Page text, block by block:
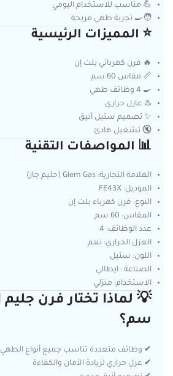
💪 مناسب للاستخدام اليومي
🧑‍🍳 تجربة طهي مريحة
⭐ المميزات الرئيسية
🔥 فرن كهربائي بلت إن
📏 مقاس 60 سم
🍳 4 وظائف طهي
♨️ عازل حراري
✨ تصميم ستيل أنيق
🔇 تشغيل هادئ
📊 المواصفات التقنية
العلامة التجارية: Glem Gas (جليم جاز)
الموديل: FE43X
النوع: فرن كهرباء بلت إن
المقاس: 60 سم
عدد الوظائف: 4
العزل الحراري: نعم
اللون: ستيل
الصناعة : ايطالي
الاستخدام: منزلي
سم؟
✔ وظائف متعددة تناسب جميع أنواع الطهي
✔ عزل حراري لزيادة الأمان والكفاءة